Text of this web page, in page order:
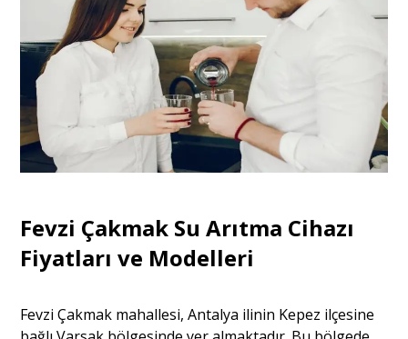
Fevzi Çakmak Su Arıtma Cihazı
Fiyatları ve Modelleri
Fevzi Çakmak mahallesi, Antalya ilinin Kepez ilçesine